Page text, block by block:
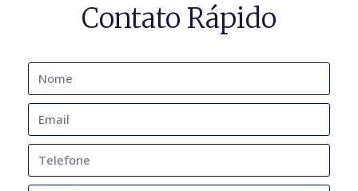
Contato Rápido